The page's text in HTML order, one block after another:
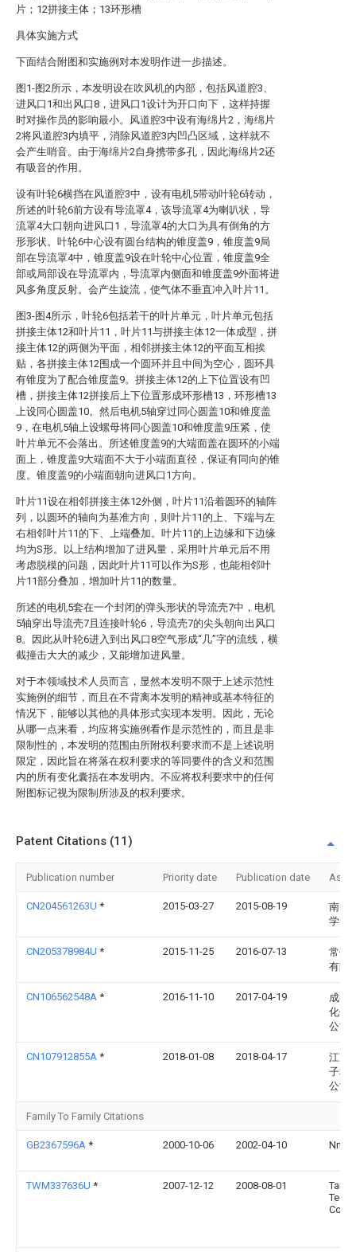
片；12拼接主体；13环形槽
具体实施方式
下面结合附图和实施例对本发明作进一步描述。
图1-图2所示，本发明设在吹风机的内部，包括风道腔3、
进风口1和出风口8，进风口1设计为开口向下，这样持握
时对操作员的影响最小。风道腔3中设有海绵片2，海绵片
2将风道腔3内填平，消除风道腔3内凹凸区域，这样就不
会产生哨音。由于海绵片2自身携带多孔，因此海绵片2还
有吸音的作用。
设有叶轮6横挡在风道腔3中，设有电机5带动叶轮6转动，
所述的叶轮6前方设有导流罩4，该导流罩4为喇叭状，导
流罩4大口朝向进风口1，导流罩4的大口为具有倒角的方
形形状。叶轮6中心设有圆台结构的锥度盖9，锥度盖9局
部在导流罩4中，锥度盖9设在叶轮中心位置，锥度盖9全
部或局部设在导流罩内，导流罩内侧面和锥度盖9外面将进
风多角度反射。会产生旋流，使气体不垂直冲入叶片11。
图3-图4所示，叶轮6包括若干的叶片单元，叶片单元包括
拼接主体12和叶片11，叶片11与拼接主体12一体成型，拼
接主体12的两侧为平面，相邻拼接主体12的平面互相挨
贴，各拼接主体12围成一个圆环并且中间为空心，圆环具
有锥度为了配合锥度盖9。拼接主体12的上下位置设有凹
槽，拼接主体12拼接后上下位置形成环形槽13，环形槽13
上设同心圆盖10。然后电机5轴穿过同心圆盖10和锥度盖
9，在电机5轴上设螺母将同心圆盖10和锥度盖9压紧，使
叶片单元不会落出。所述锥度盖9的大端面盖在圆环的小端
面上，锥度盖9大端面不大于小端面直径，保证有同向的锥
度。锥度盖9的小端面朝向进风口1方向。
叶片11设在相邻拼接主体12外侧，叶片11沿着圆环的轴阵
列，以圆环的轴向为基准方向，则叶片11的上、下端与左
右相邻叶片11的下、上端叠加。叶片11的上边缘和下边缘
均为S形。以上结构增加了进风量，采用叶片单元后不用
考虑脱模的问题，因此叶片11可以作为S形，也能相邻叶
片11部分叠加，增加叶片11的数量。
所述的电机5套在一个封闭的弹头形状的导流壳7中，电机
5轴穿出导流壳7且连接叶轮6，导流壳7的尖头朝向出风口
8。因此从叶轮6进入到出风口8空气形成“几”字的流线，横
截撞击大大的减少，又能增加进风量。
对于本领域技术人员而言，显然本发明不限于上述示范性
实施例的细节，而且在不背离本发明的精神或基本特征的
情况下，能够以其他的具体形式实现本发明。因此，无论
从哪一点来看，均应将实施例看作是示范性的，而且是非
限制性的，本发明的范围由所附权利要求而不是上述说明
限定，因此旨在将落在权利要求的等同要件的含义和范围
内的所有变化囊括在本发明内。不应将权利要求中的任何
附图标记视为限制所涉及的权利要求。
Patent Citations (11)
Publication number Priority date Publication date
CN204561263U * 2015-03-27 2015-08-19
南昌
学
CN205378984U * 2015-11-25 2016-07-13
常州
有限
CN106562548A * 2016-11-10 2017-04-19
成都
化传
公司
CN107912855A * 2018-01-08 2018-04-17
江苏
子科
公司
Family To Family Citations
GB2367596A * 2000-10-06 2002-04-10 Nmb
TWM337636U * 2007-12-12 2008-08-01
Co